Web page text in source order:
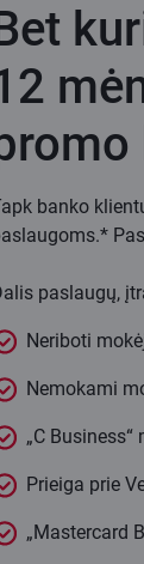
banko
paslaugų,
Neriboti
Nemokami
„C
Prieiga prie
„Mastercard